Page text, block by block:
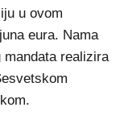
u ovom
eura. Nama
mandata realizira